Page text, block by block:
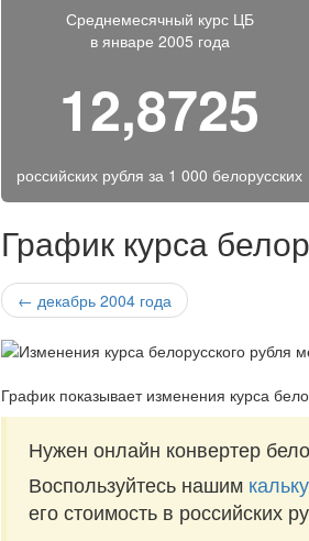
Среднемесячный курс ЦБ
в январе 2005 года
12,8725
российских рубля за 1 000 белорусских
График курса
← декабрь 2004 года
График показывает изменения курса
Нужен онлайн конвертер
Воспользуйтесь нашим
его стоимость в российских